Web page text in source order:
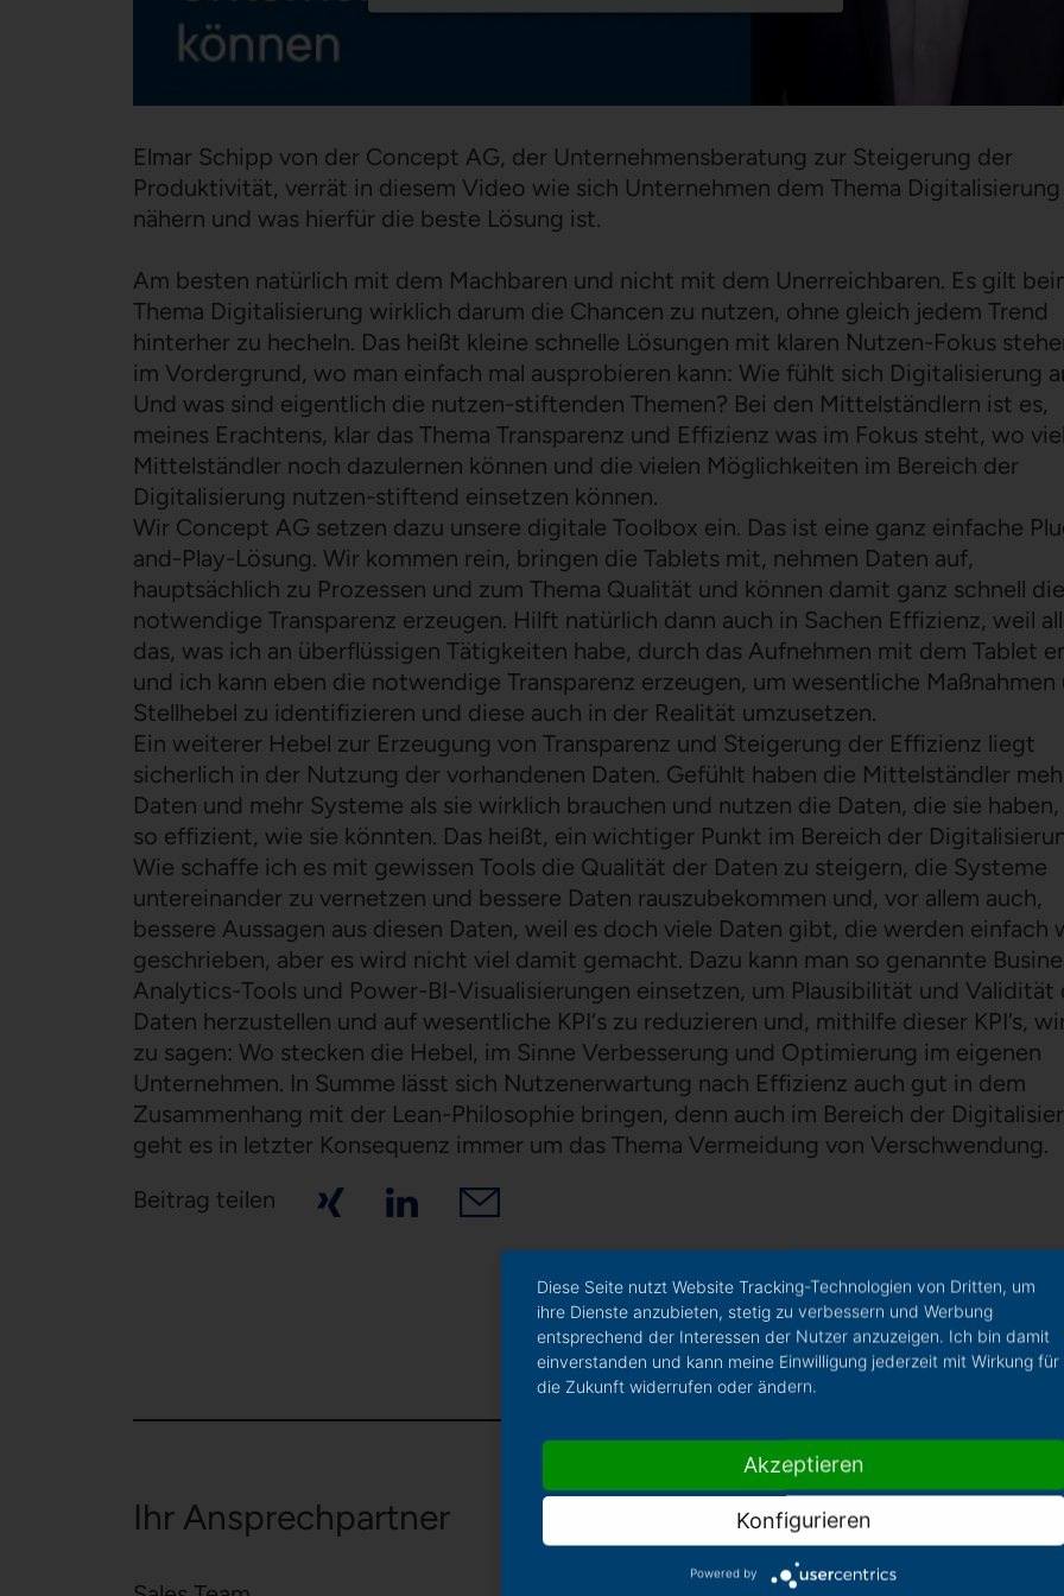
Elmar Schipp von der Concept AG, der Unternehmensberatung zur Steigerung der
Produktivität, verrät in diesem Video wie sich Unternehmen dem Thema Digitalisierung
nähern und was hierfür die beste Lösung ist.
Am besten natürlich mit dem Machbaren und nicht mit dem Unerreichbaren. Es gilt
Thema Digitalisierung wirklich darum die Chancen zu nutzen, ohne gleich jedem Trend
hinterher zu hecheln. Das heißt kleine schnelle Lösungen mit klaren Nutzen-Fokus
im Vordergrund, wo man einfach mal ausprobieren kann: Wie fühlt sich Digitalisierung
Und was sind eigentlich die nutzen-stiftenden Themen? Bei den Mittelständlern ist es,
meines Erachtens, klar das Thema Transparenz und Effizienz was im Fokus steht, wo
Mittelständler noch dazulernen können und die vielen Möglichkeiten im Bereich der
Digitalisierung nutzen-stiftend einsetzen können.
Wir Concept AG setzen dazu unsere digitale Toolbox ein. Das ist eine ganz einfache
and-Play-Lösung. Wir kommen rein, bringen die Tablets mit, nehmen Daten auf,
hauptsächlich zu Prozessen und zum Thema Qualität und können damit ganz schnell die
notwendige Transparenz erzeugen. Hilft natürlich dann auch in Sachen Effizienz, weil
das, was ich an überflüssigen Tätigkeiten habe, durch das Aufnehmen mit dem Tablet
und ich kann eben die notwendige Transparenz erzeugen, um wesentliche Maßnahmen
Stellhebel zu identifizieren und diese auch in der Realität umzusetzen.
Ein weiterer Hebel zur Erzeugung von Transparenz und Steigerung der Effizienz liegt
sicherlich in der Nutzung der vorhandenen Daten. Gefühlt haben die Mittelständler
Daten und mehr Systeme als sie wirklich brauchen und nutzen die Daten, die sie
so effizient, wie sie könnten. Das heißt, ein wichtiger Punkt im Bereich der
Wie schaffe ich es mit gewissen Tools die Qualität der Daten zu steigern, die Systeme
untereinander zu vernetzen und bessere Daten rauszubekommen und, vor allem auch,
bessere Aussagen aus diesen Daten, weil es doch viele Daten gibt, die werden einfach
geschrieben, aber es wird nicht viel damit gemacht. Dazu kann man so genannte
Analytics-Tools und Power-BI-Visualisierungen einsetzen, um Plausibilität und Validität
Daten herzustellen und auf wesentliche KPI‘s zu reduzieren und, mithilfe dieser KPI’s,
zu sagen: Wo stecken die Hebel, im Sinne Verbesserung und Optimierung im eigenen
Unternehmen. In Summe lässt sich Nutzenerwartung nach Effizienz auch gut in dem
Zusammenhang mit der Lean-Philosophie bringen, denn auch im Bereich der
geht es in letzter Konsequenz immer um das Thema Vermeidung von Verschwendung.
Beitrag teilen
Ihr Ansprechpartner
Diese Seite nutzt Website Tracking-Technologien von Dritten, um
ihre Dienste anzubieten, stetig zu verbessern und Werbung
entsprechend der Interessen der Nutzer anzuzeigen. Ich bin damit
einverstanden und kann meine Einwilligung jederzeit mit Wirkung für
die Zukunft widerrufen oder ändern.
Akzeptieren
Konfigurieren
Powered by